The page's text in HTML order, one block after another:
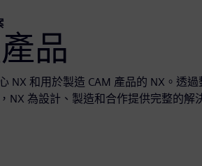
品
NX 和用於製造 CAM 產品的 NX。透過
NX 為設計、製造和合作提供完整的解